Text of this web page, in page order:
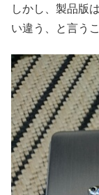
しかし、製品版
い違う、と言う